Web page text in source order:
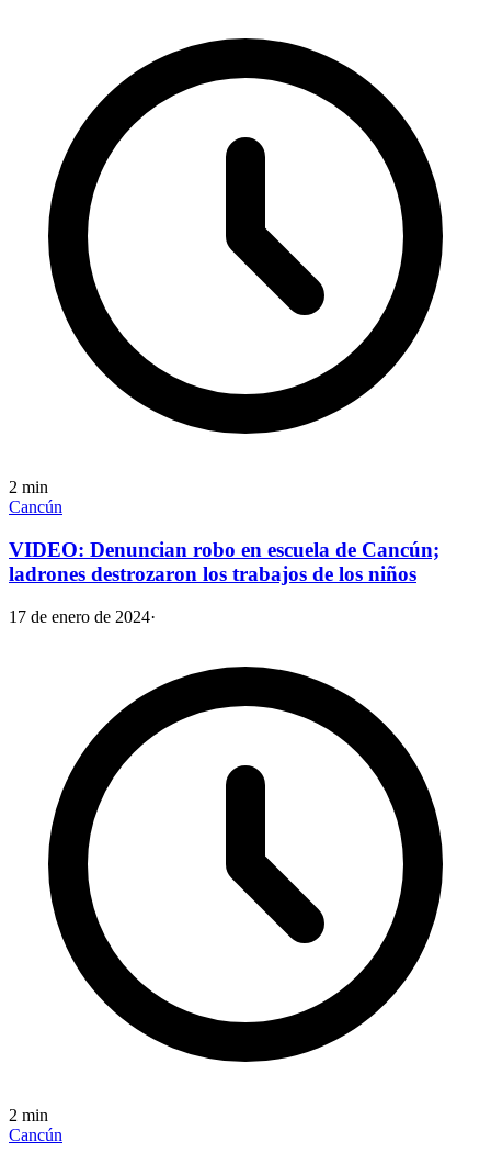
2 min
Cancún
VIDEO: Denuncian robo en escuela de Cancún;
ladrones destrozaron los trabajos de los niños
17 de enero de 2024·
2 min
Cancún